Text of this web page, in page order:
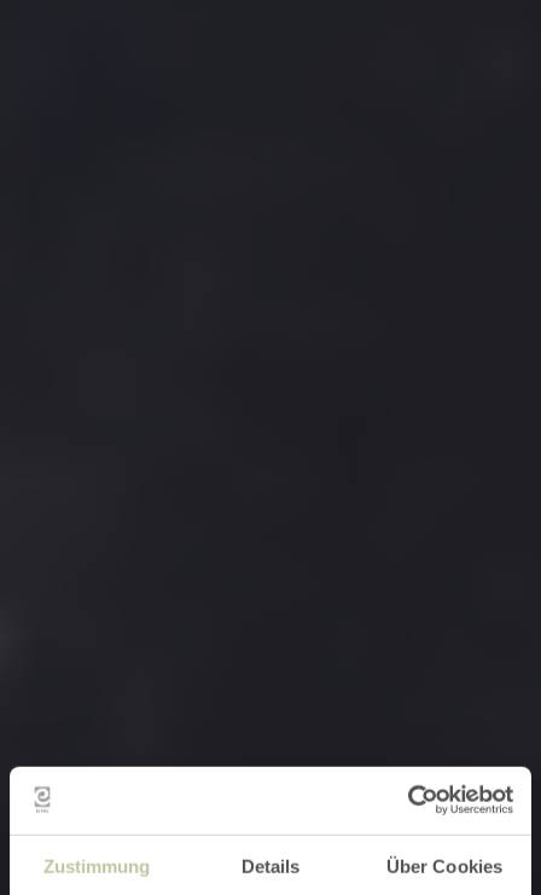
Zustimmung Details Über Cookies